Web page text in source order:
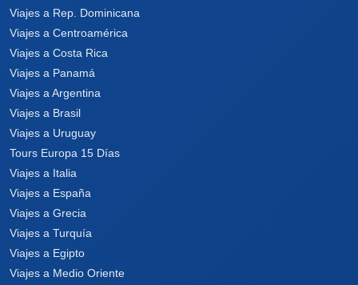
Viajes a Rep. Dominicana
Viajes a Centroamérica
Viajes a Costa Rica
Viajes a Panamá
Viajes a Argentina
Viajes a Brasil
Viajes a Uruguay
Tours Europa 15 Días
Viajes a Italia
Viajes a España
Viajes a Grecia
Viajes a Turquía
Viajes a Egipto
Viajes a Medio Oriente